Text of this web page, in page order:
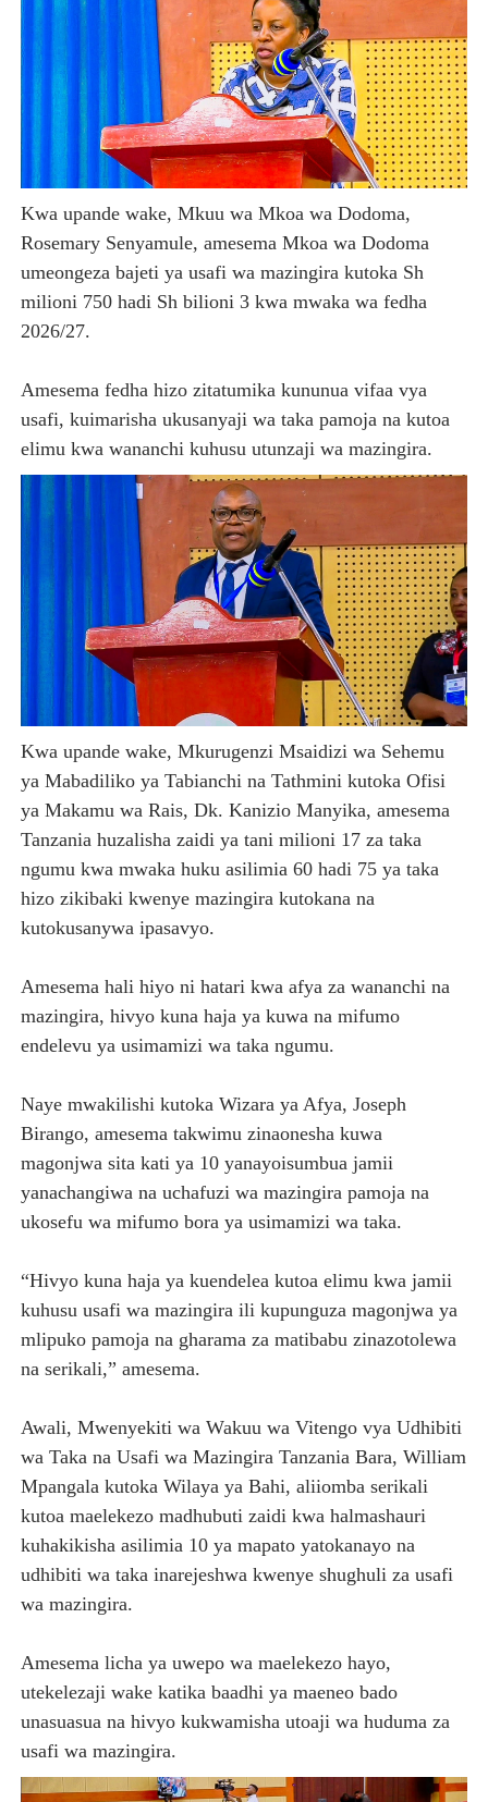
Kwa upande wake, Mkuu wa Mkoa wa Dodoma,
Rosemary Senyamule, amesema Mkoa wa Dodoma
umeongeza bajeti ya usafi wa mazingira kutoka Sh
milioni 750 hadi Sh bilioni 3 kwa mwaka wa fedha
2026/27.
Amesema fedha hizo zitatumika kununua vifaa vya
usafi, kuimarisha ukusanyaji wa taka pamoja na kutoa
elimu kwa wananchi kuhusu utunzaji wa mazingira.
Kwa upande wake, Mkurugenzi Msaidizi wa Sehemu
ya Mabadiliko ya Tabianchi na Tathmini kutoka Ofisi
ya Makamu wa Rais, Dk. Kanizio Manyika, amesema
Tanzania huzalisha zaidi ya tani milioni 17 za taka
ngumu kwa mwaka huku asilimia 60 hadi 75 ya taka
hizo zikibaki kwenye mazingira kutokana na
kutokusanywa ipasavyo.
Amesema hali hiyo ni hatari kwa afya za wananchi na
mazingira, hivyo kuna haja ya kuwa na mifumo
endelevu ya usimamizi wa taka ngumu.
Naye mwakilishi kutoka Wizara ya Afya, Joseph
Birango, amesema takwimu zinaonesha kuwa
magonjwa sita kati ya 10 yanayoisumbua jamii
yanachangiwa na uchafuzi wa mazingira pamoja na
ukosefu wa mifumo bora ya usimamizi wa taka.
“Hivyo kuna haja ya kuendelea kutoa elimu kwa jamii
kuhusu usafi wa mazingira ili kupunguza magonjwa ya
mlipuko pamoja na gharama za matibabu zinazotolewa
na serikali,” amesema.
Awali, Mwenyekiti wa Wakuu wa Vitengo vya Udhibiti
wa Taka na Usafi wa Mazingira Tanzania Bara, William
Mpangala kutoka Wilaya ya Bahi, aliiomba serikali
kutoa maelekezo madhubuti zaidi kwa halmashauri
kuhakikisha asilimia 10 ya mapato yatokanayo na
udhibiti wa taka inarejeshwa kwenye shughuli za usafi
wa mazingira.
Amesema licha ya uwepo wa maelekezo hayo,
utekelezaji wake katika baadhi ya maeneo bado
unasuasua na hivyo kukwamisha utoaji wa huduma za
usafi wa mazingira.